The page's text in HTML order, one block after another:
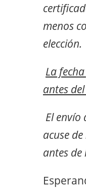
menos
elección.
La
antes
El
acuse
antes de